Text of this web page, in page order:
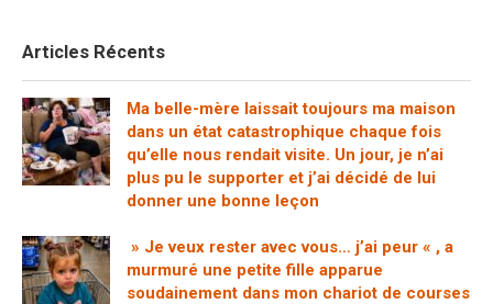
Articles Récents
Ma belle-mère laissait toujours ma maison
dans un état catastrophique chaque fois
qu’elle nous rendait visite. Un jour, je n’ai
plus pu le supporter et j’ai décidé de lui
donner une bonne leçon
» Je veux rester avec vous… j’ai peur « , a
murmuré une petite fille apparue
soudainement dans mon chariot de courses